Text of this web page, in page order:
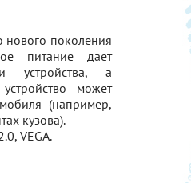
нового поколения
питание дает
устройства, а
может
(например,
кузова).
VEGA.